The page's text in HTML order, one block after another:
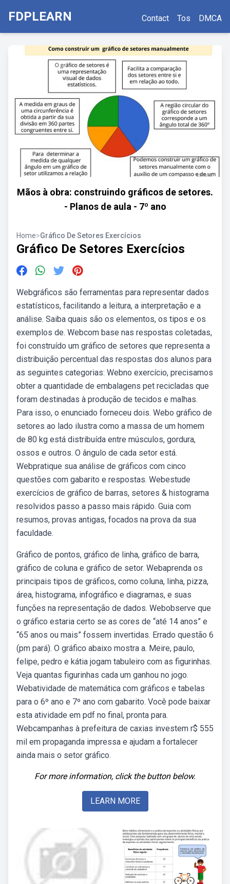
FDPLEARN Contact Tos DMCA
Mãos à obra: construindo gráficos de setores.
- Planos de aula - 7º ano
Home>Gráfico De Setores Exercícios
Gráfico De Setores Exercícios
Webgráficos são ferramentas para representar dados
estatísticos, facilitando a leitura, a interpretação e a
análise. Saiba quais são os elementos, os tipos e os
exemplos de. Webcom base nas respostas coletadas,
foi construído um gráfico de setores que representa a
distribuição percentual das respostas dos alunos para
as seguintes categorias: Webno exercício, precisamos
obter a quantidade de embalagens pet recicladas que
foram destinadas à produção de tecidos e malhas.
Para isso, o enunciado forneceu dois. Web o gráfico de
setores ao lado ilustra como a massa de um homem
de 80 kg está distribuída entre músculos, gordura,
ossos e outros. O ângulo de cada setor está.
Webpratique sua análise de gráficos com cinco
questões com gabarito e respostas. Webestude
exercícios de gráfico de barras, setores & histograma
resolvidos passo a passo mais rápido. Guia com
resumos, provas antigas, focados na prova da sua
faculdade.
Gráfico de pontos, gráfico de linha, gráfico de barra,
gráfico de coluna e gráfico de setor. Webaprenda os
principais tipos de gráficos, como coluna, linha, pizza,
área, histograma, infográfico e diagramas, e suas
funções na representação de dados. Webobserve que
o gráfico estaria certo se as cores de “até 14 anos” e
“65 anos ou mais” fossem invertidas. Errado questão 6
(pm pará). O gráfico abaixo mostra a. Meire, paulo,
felipe, pedro e kátia jogam tabuleiro com as figurinhas.
Veja quantas figurinhas cada um ganhou no jogo.
Webatividade de matemática com gráficos e tabelas
para o 6º ano e 7º ano com gabarito. Você pode baixar
esta atividade em pdf no final, pronta para.
Webcampanhas à prefeitura de caxias investem r$ 555
mil em propaganda impressa e ajudam a fortalecer
ainda mais o setor gráfico.
For more information, click the button below.
LEARN MORE